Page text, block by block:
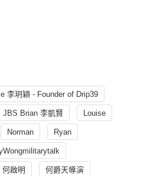
李玥穎 - Founder of Drip39
JBS Brian 李凱賢 Louise
Norman Ryan
何啟明 何爵天導演